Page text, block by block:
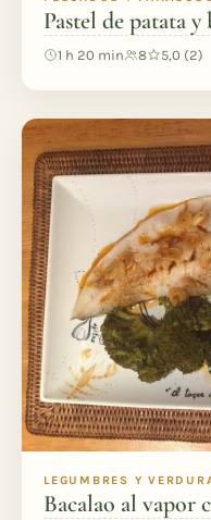
Pastel de patata y
1 h 20 min 8 5,0 (2)
LEGUMBRES Y
Bacalao al vapor